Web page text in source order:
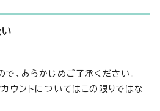
い
、あらかじめご了承ください。
ウントについてはこの限りではな